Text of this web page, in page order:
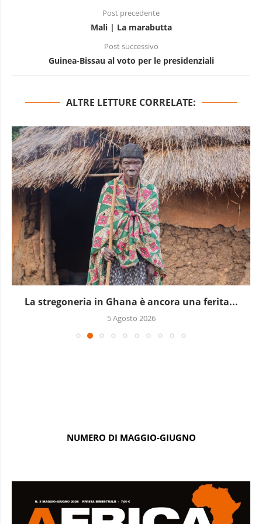
Post precedente
Mali | La marabutta
Post successivo
Guinea-Bissau al voto per le presidenziali
ALTRE LETTURE CORRELATE:
La stregoneria in Ghana è ancora una ferita...
5 Agosto 2026
NUMERO DI MAGGIO-GIUGNO